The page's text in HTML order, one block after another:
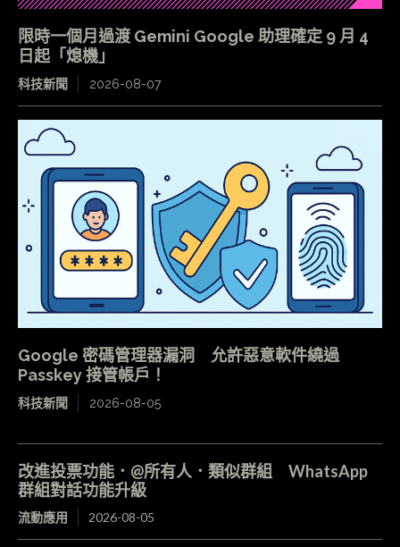
限時一個月過渡 Gemini Google 助理確定 9 月 4
日起「熄機」
科技新聞 2026-08-07
Google 密碼管理器漏洞 允許惡意軟件繞過
Passkey 接管帳戶！
科技新聞 2026-08-05
改進投票功能．@所有人．類似群組 WhatsApp
群組對話功能升級
流動應用 2026-08-05